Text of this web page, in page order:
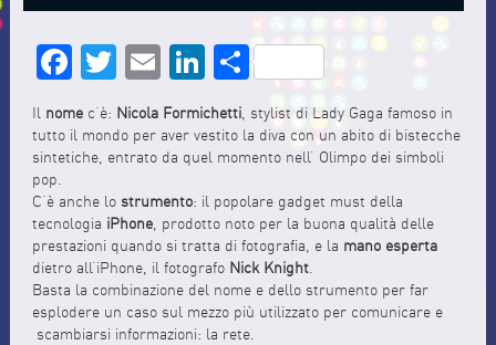
Facebook
Twitter
EmailLinkedIn
Share
Il nomec’è: Nicola Formichetti, stylist di Lady Gaga famoso in
tutto il mondo per aver vestito la diva con un abito di bistecche
sintetiche, entrato da quel momento nell’ Olimpo dei simboli
pop.
C’è anche lo strumento: il popolare gadget must della
tecnologia iPhone, prodotto noto per la buona qualità delle
prestazioni quando si tratta di fotografia, e la mano esperta
dietro all’iPhone, il fotografo Nick Knight.
Basta la combinazione del nome e dello strumento per far
esplodere un caso sul mezzo più utilizzato per comunicare e
scambiarsi informazioni: la rete.